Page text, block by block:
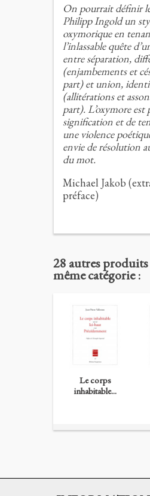
On pourrait définir
Philipp Ingold un
oxymorique en
l’inlassable quête
entre séparation,
(enjambements et
part) et union,
(allitérations et
part). L’oxymore est
signification et de
une violence
envie de résolution
du mot.
Michael Jakob
préface)
28 autres produits
même catégorie :
Le corps
inhabitable...